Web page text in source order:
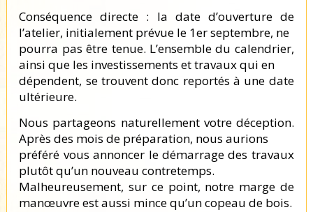
Conséquence directe : la date d’ouverture de
l’atelier, initialement prévue le 1er septembre, ne
pourra pas être tenue. L’ensemble du calendrier,
ainsi que les investissements et travaux qui en
dépendent, se trouvent donc reportés à une date
ultérieure.
Nous partageons naturellement votre déception.
Après des mois de préparation, nous aurions
préféré vous annoncer le démarrage des travaux
plutôt qu’un nouveau contretemps.
Malheureusement, sur ce point, notre marge de
manœuvre est aussi mince qu’un copeau de bois.